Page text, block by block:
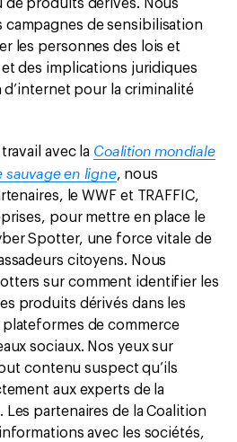
de produits dérivés. Nous
campagnes de sensibilisation
les personnes des lois et
des implications juridiques
pour la criminalité
avec la Coalition mondiale
sauvage en ligne, nous
le WWF et TRAFFIC,
pour mettre en place le
Spotter, une force vitale de
citoyens. Nous
sur comment identifier les
produits dérivés dans les
de commerce
sociaux. Nos yeux sur
contenu suspect qu’ils
aux experts de la
partenaires de la Coalition
avec les sociétés,